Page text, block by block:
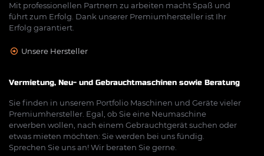
Mit professionellen Partnern zu arbeiten macht Spaß und
führt zum Erfolg. Dank unserer Premiumhersteller ist Ihr
Erfolg garantiert.
Unsere Hersteller
Vermietung, Neu- und Gebrauchtmaschinen sowie Beratung
Sie finden in unserem Portfolio Maschinen und Geräte vieler
Premiumhersteller. Egal, ob Sie eine Neumaschine
erwerben wollen, nach einem Gebrauchtgerät suchen oder
etwas mieten möchten: Sie werden bei uns fündig.
Sprechen Sie uns an! Wir beraten Sie gerne.